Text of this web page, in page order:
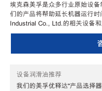
埃克森美孚是众多行业原始设
们的产品将帮助延长机器运行
Industrial Co., Ltd.的相关设备
设备润滑油推荐
我们的美孚优释达℠产品选择